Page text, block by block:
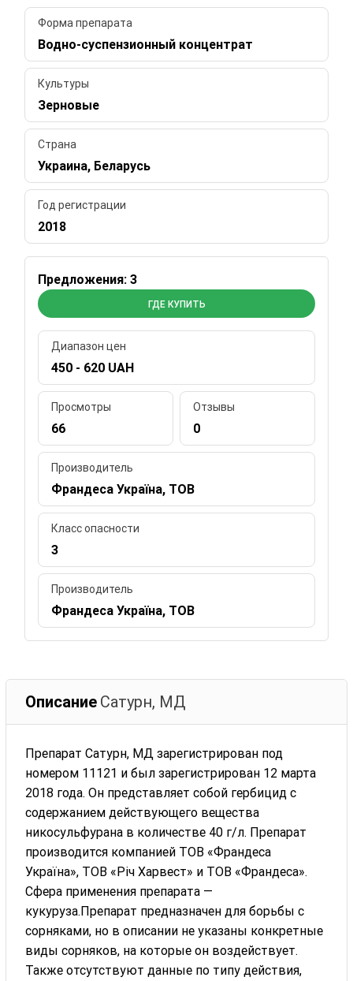
Форма препарата
Водно-суспензионный концентрат
Культуры
Зерновые
Страна
Украина, Беларусь
Год регистрации
2018
Предложения: 3
ГДЕ КУПИТЬ
Диапазон цен
450 - 620 UAH
Просмотры
66
Отзывы
0
Производитель
Франдеса Україна, ТОВ
Класс опасности
3
Производитель
Франдеса Україна, ТОВ
Описание Сатурн, МД
Препарат Сатурн, МД зарегистрирован под
номером 11121 и был зарегистрирован 12 марта
2018 года. Он представляет собой гербицид с
содержанием действующего вещества
никосульфурана в количестве 40 г/л. Препарат
производится компанией ТОВ «Франдеса
Україна», ТОВ «Річ Харвест» и ТОВ «Франдеса».
Сфера применения препарата —
кукуруза.Препарат предназначен для борьбы с
сорняками, но в описании не указаны конкретные
виды сорняков, на которые он воздействует.
Также отсутствуют данные по типу действия,